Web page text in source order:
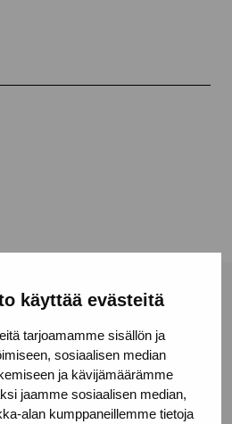
käyttää evästeitä
tarjoamamme sisällön ja
sosiaalisen median
ja kävijämäärämme
jaamme sosiaalisen median,
alan kumppaneillemme tietoja